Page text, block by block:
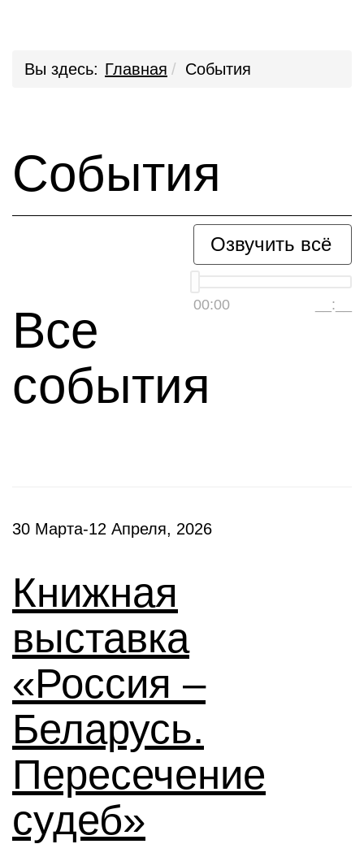
Вы здесь: Главная События
События
Озвучить всё
00:00 __:__
Все
события
30 Марта-12 Апреля, 2026
Книжная
выставка
«Россия –
Беларусь.
Пересечение
судеб»